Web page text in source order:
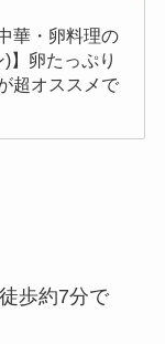
華・卵料理の
】卵たっぷり
超オススメで
歩約7分で